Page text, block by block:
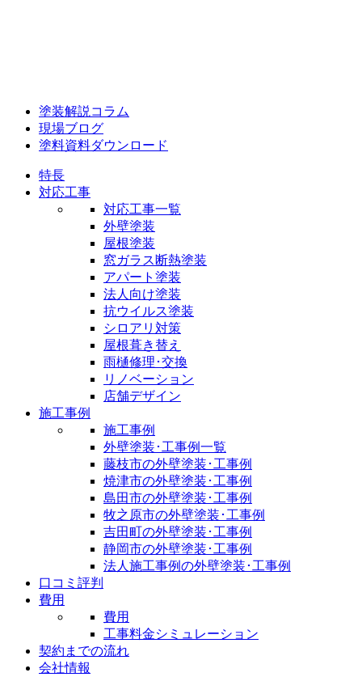
塗装解説コラム
現場ブログ
塗料資料ダウンロード
特長
対応工事
対応工事一覧
外壁塗装
屋根塗装
窓ガラス断熱塗装
アパート塗装
法人向け塗装
抗ウイルス塗装
シロアリ対策
屋根葺き替え
雨樋修理･交換
リノベーション
店舗デザイン
施工事例
施工事例
外壁塗装･工事例一覧
藤枝市の外壁塗装･工事例
焼津市の外壁塗装･工事例
島田市の外壁塗装･工事例
牧之原市の外壁塗装･工事例
吉田町の外壁塗装･工事例
静岡市の外壁塗装･工事例
法人施工事例の外壁塗装･工事例
口コミ評判
費用
費用
工事料金シミュレーション
契約までの流れ
会社情報